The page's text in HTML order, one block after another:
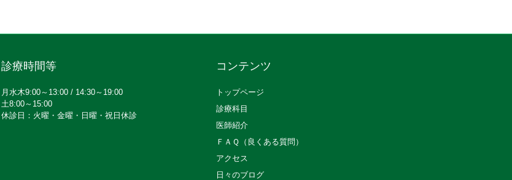
診療時間等
月水木9:00～13:00 / 14:30～19:00
土8:00～15:00
休診日：火曜・金曜・日曜・祝日休診
コンテンツ
トップページ
診療科目
医師紹介
ＦＡＱ（良くある質問）
アクセス
日々のブログ